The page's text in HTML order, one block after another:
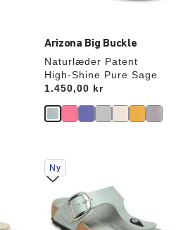
Arizona Big Buckle
Naturlæder Patent
High-Shine Pure Sage
Price:
1.450,00 kr
Interaktion
med
prøvefarver
opdatere
produktbilledet
Ny